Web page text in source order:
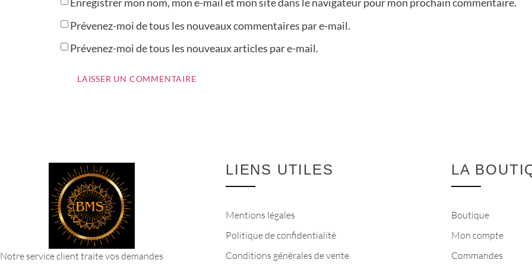
Prévenez-moi de tous les nouveaux commentaires par e-mail.
Prévenez-moi de tous les nouveaux articles par e-mail.
Notre service client traite vos demandes
LIENS UTILES
Mentions légales
Politique de confidentialité
Conditions générales de vente
LA
Boutique
Mon compte
Commandes